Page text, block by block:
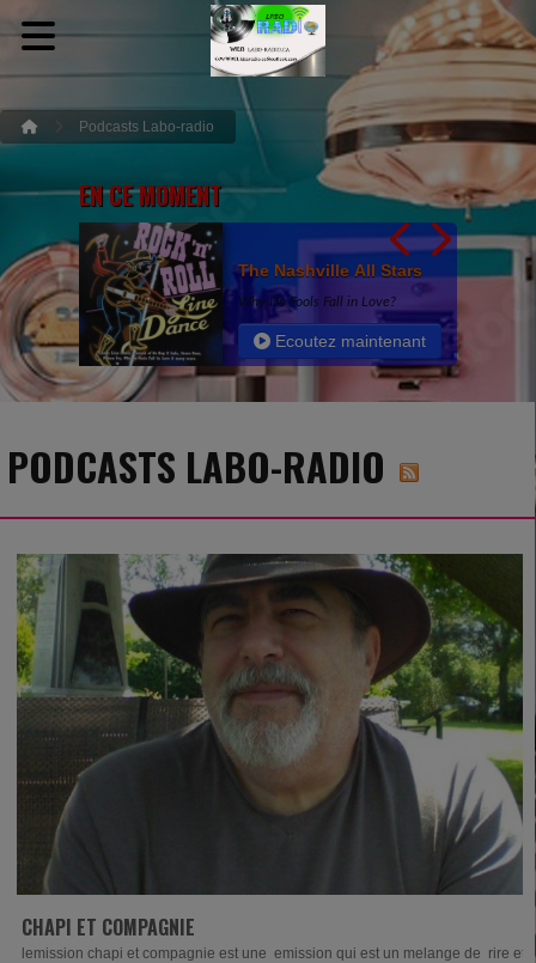
Podcasts Labo-radio
EN CE MOMENT
The Nashville All Stars
Why Do Fools Fall in Love?
Ecoutez maintenant
PODCASTS LABO-RADIO
CHAPI ET COMPAGNIE
lemission chapi et compagnie est une emission qui est un melange de rire et